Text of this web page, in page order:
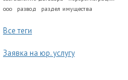
ооо
развод раздел имущества
Все теги
Заявка на юр. услугу